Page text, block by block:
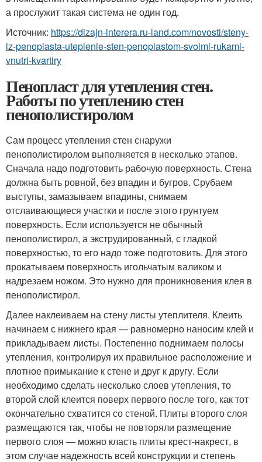
а прослужит такая система не один год.
Источник: https://dizajn-interera.ru-land.com/novosti/steny-
iz-penoplasta-uteplenie-sten-penoplastom-svoimi-rukami-
vnutri-kvartiry
Пенопласт для утепления стен.
Работы по утеплению стен
пенополистиролом
Сам процесс утепления стен снаружи
пенополистиролом выполняется в несколько этапов.
Сначала надо подготовить рабочую поверхность. Стена
должна быть ровной, без впадин и бугров. Срубаем
выступы, замазываем впадины, снимаем
отслаивающиеся участки и после этого грунтуем
поверхность. Если используется не обычный
пенополистирол, а экструдированный, с гладкой
поверхностью, то его надо тоже подготовить. Для этого
прокатываем поверхность игольчатым валиком и
надрезаем ножом. Это нужно для проникновения клея в
пенополистирол.
Далее наклеиваем на стену листы утеплителя. Клеить
начинаем с нижнего края — равномерно наносим клей и
прикладываем листы. Постепенно поднимаем полосы
утепления, контролируя их правильное расположение и
плотное примыкание к стене и друг к другу. Если
необходимо сделать несколько слоев утепления, то
второй слой клеится поверх первого после того, как тот
окончательно схватится со стеной. Плиты второго слоя
размещаются так, чтобы не повторяли размещение
первого слоя — можно класть плиты крест-накрест, в
этом случае надежность всей конструкции и степень